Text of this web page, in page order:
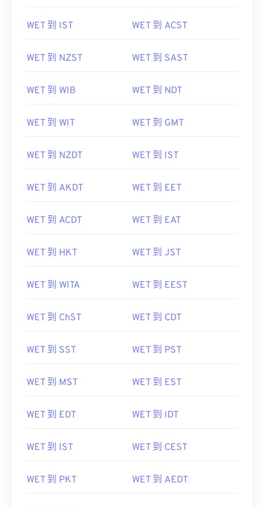
WET 到 IST WET 到 ACST
WET 到 NZST WET 到 SAST
WET 到 WIB WET 到 NDT
WET 到 WIT WET 到 GMT
WET 到 NZDT WET 到 IST
WET 到 AKDT WET 到 EET
WET 到 ACDT WET 到 EAT
WET 到 HKT WET 到 JST
WET 到 WITA WET 到 EEST
WET 到 ChST WET 到 CDT
WET 到 SST WET 到 PST
WET 到 MST WET 到 EST
WET 到 EDT WET 到 IDT
WET 到 IST WET 到 CEST
WET 到 PKT WET 到 AEDT